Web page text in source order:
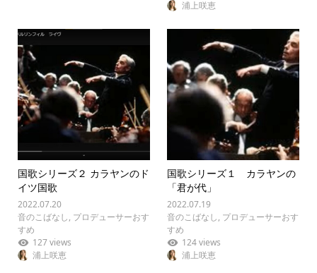
浦上咲恵
国歌シリーズ２ カラヤンのド
イツ国歌
2022.07.20
音のこばなし, プロデューサーおす
すめ
127 views
浦上咲恵
国歌シリーズ１ カラヤンの
「君が代」
2022.07.19
音のこばなし, プロデューサーおす
すめ
124 views
浦上咲恵